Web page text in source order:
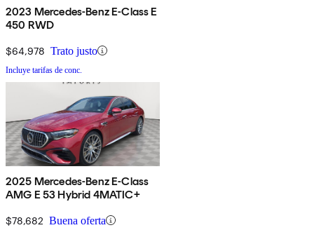
2023 Mercedes-Benz E-Class E
450 RWD
$64,978 Trato justo
Incluye tarifas de conc.
2025 Mercedes-Benz E-Class
AMG E 53 Hybrid 4MATIC+
$78,682 Buena oferta